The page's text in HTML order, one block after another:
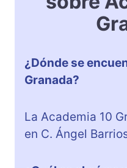
¿Dónde se
Granada?
La Academia 10
en C. Ángel